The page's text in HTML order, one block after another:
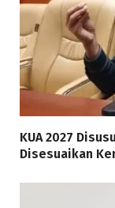
KUA 2027
Disesuaikan